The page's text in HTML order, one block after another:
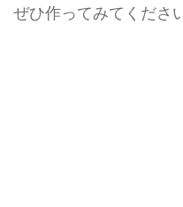
ぜひ作ってみてください